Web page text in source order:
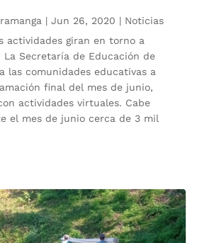
|Jun 26, 2020 | Noticias
actividades giran en torno a
Secretaría de Educación de
las comunidades educativas a
final del mes de junio,
actividades virtuales. Cabe
el mes de junio cerca de 3 mil